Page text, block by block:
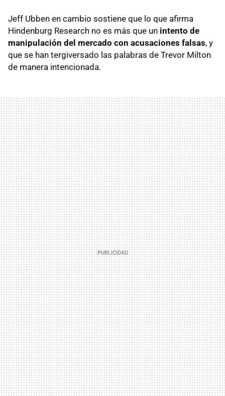
Jeff Ubben en cambio sostiene que lo que afirma
Hindenburg Research no es más que un intento de
manipulación del mercado con acusaciones falsas, y
que se han tergiversado las palabras de Trevor Milton
de manera intencionada.